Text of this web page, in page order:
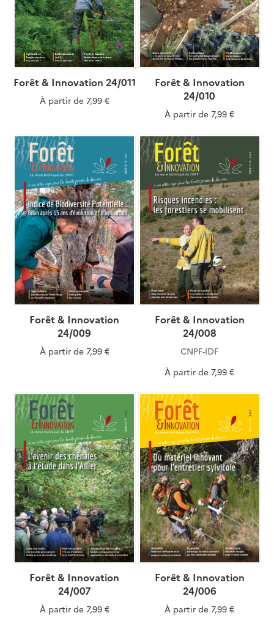
Forêt & Innovation 24/011
À partir de 7,99 €
Forêt & Innovation
24/010
À partir de 7,99 €
Forêt & Innovation
24/009
À partir de 7,99 €
Forêt & Innovation
24/008
CNPF-IDF
À partir de 7,99 €
Forêt & Innovation
24/007
À partir de 7,99 €
Forêt & Innovation
24/006
À partir de 7,99 €